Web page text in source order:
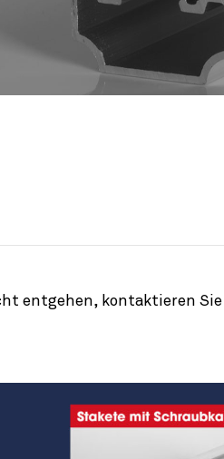
entgehen, kontaktieren